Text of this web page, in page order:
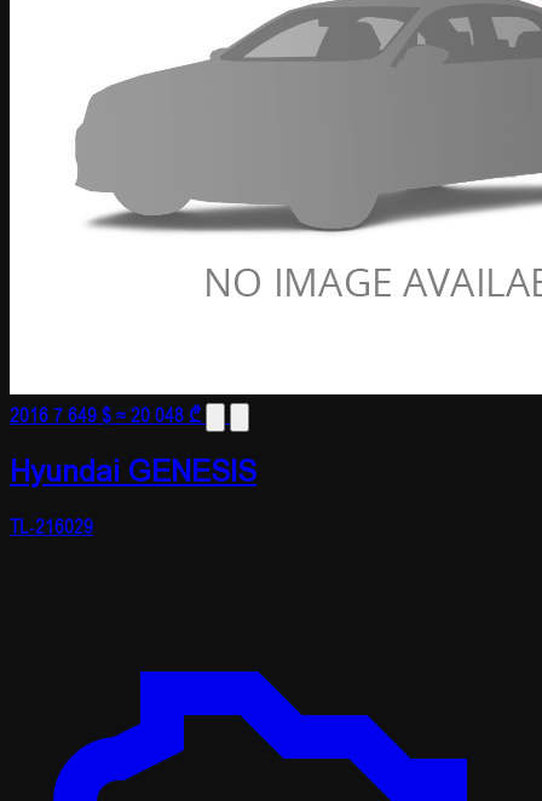
20167 649 $≈ 20 048 ₾
Hyundai GENESIS
TL-216029